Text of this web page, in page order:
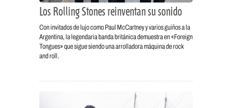
Los Rolling Stones reinventan su sonido
Con invitados de lujo como Paul McCartney y varios guiños a la
Argentina, la legendaria banda británica demuestra en «Foreign
Tongues» que sigue siendo una arrolladora máquina de rock
and roll.